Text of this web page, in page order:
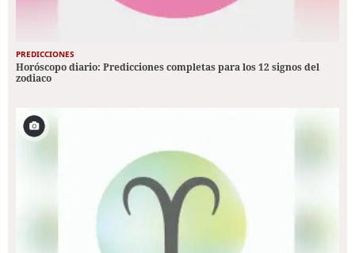
PREDICCIONES
Horóscopo diario: Predicciones completas para los 12 signos del
zodiaco